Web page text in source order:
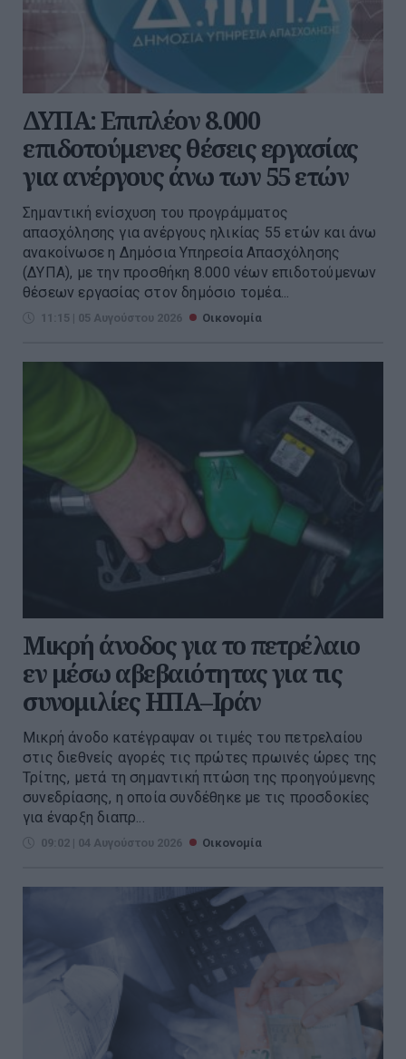
ΔΥΠΑ: Επιπλέον 8.000
επιδοτούμενες θέσεις εργασίας
για ανέργους άνω των 55 ετών
Σημαντική ενίσχυση του προγράμματος
απασχόλησης για ανέργους ηλικίας 55 ετών και άνω
ανακοίνωσε η Δημόσια Υπηρεσία Απασχόλησης
(ΔΥΠΑ), με την προσθήκη 8.000 νέων επιδοτούμενων
θέσεων εργασίας στον δημόσιο τομέα...
11:15 | 05 Αυγούστου 2026 Οικονομία
Μικρή άνοδος για το πετρέλαιο
εν μέσω αβεβαιότητας για τις
συνομιλίες ΗΠΑ–Ιράν
Μικρή άνοδο κατέγραψαν οι τιμές του πετρελαίου
στις διεθνείς αγορές τις πρώτες πρωινές ώρες της
Τρίτης, μετά τη σημαντική πτώση της προηγούμενης
συνεδρίασης, η οποία συνδέθηκε με τις προσδοκίες
για έναρξη διαπρ...
09:02 | 04 Αυγούστου 2026 Οικονομία